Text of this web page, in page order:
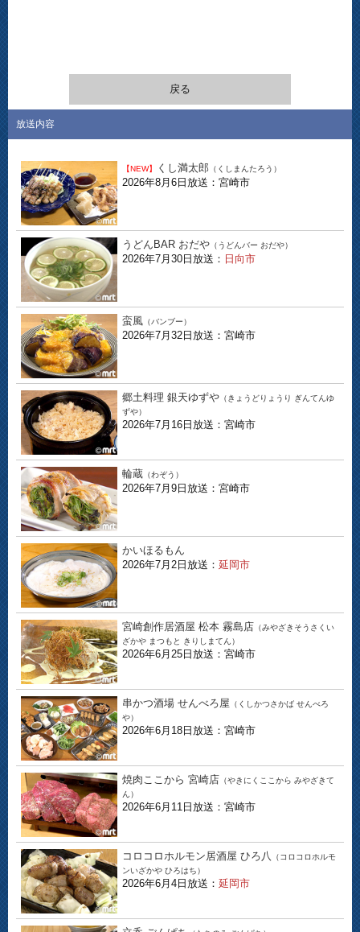
戻る
放送内容
【NEW】 くし満太郎 （くしまんたろう）
2026年8月6日放送：宮崎市
うどんBAR おだや （うどんバー おだや）
2026年7月30日放送： 日向市
蛮風 （バンブー）
2026年7月32日放送：宮崎市
郷土料理 銀天ゆずや （きょうどりょうり ぎんてんゆ
ずや）
2026年7月16日放送：宮崎市
輪蔵 （わぞう）
2026年7月9日放送：宮崎市
かいほるもん
2026年7月2日放送： 延岡市
宮崎創作居酒屋 松本 霧島店 （みやざきそうさくい
ざかや まつもと きりしまてん）
2026年6月25日放送：宮崎市
串かつ酒場 せんべろ屋 （くしかつさかば せんべろ
や）
2026年6月18日放送：宮崎市
焼肉ここから 宮崎店 （やきにくここから みやざきて
ん）
2026年6月11日放送：宮崎市
コロコロホルモン居酒屋 ひろ八
（コロコロホルモ
ンいざかや ひろはち）
2026年6月4日放送： 延岡市